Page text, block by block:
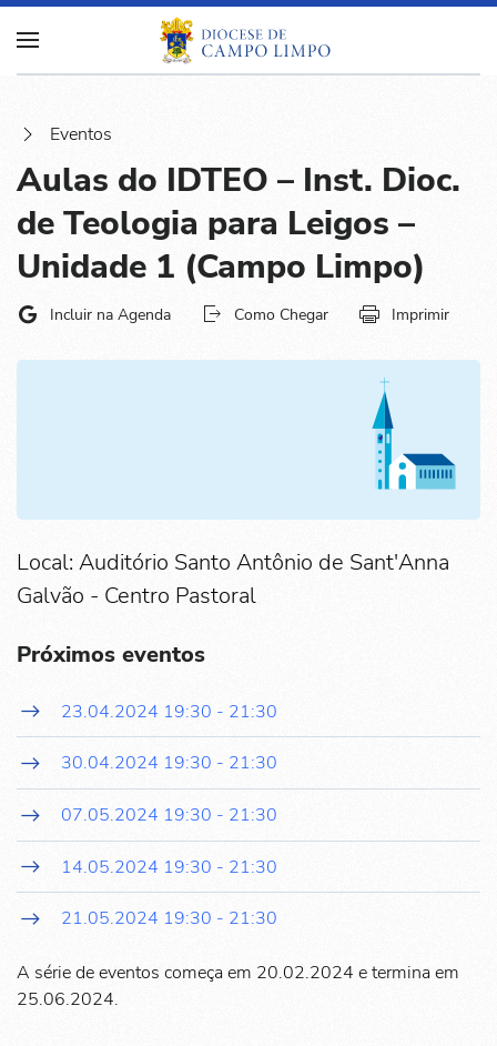
Eventos
Aulas do IDTEO – Inst. Dioc.
de Teologia para Leigos –
Unidade 1 (Campo Limpo)
Incluir na Agenda Como Chegar Imprimir
Local: Auditório Santo Antônio de Sant'Anna
Galvão - Centro Pastoral
Próximos eventos
23.04.2024 19:30 - 21:30
30.04.2024 19:30 - 21:30
07.05.2024 19:30 - 21:30
14.05.2024 19:30 - 21:30
21.05.2024 19:30 - 21:30
A série de eventos começa em 20.02.2024 e termina em
25.06.2024.